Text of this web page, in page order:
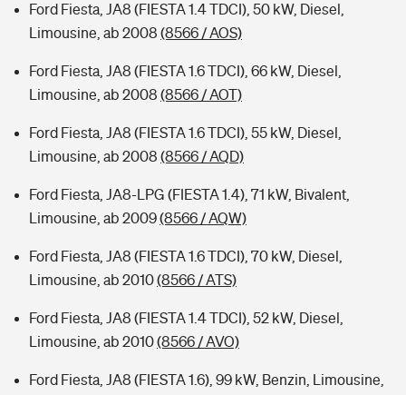
Ford Fiesta, JA8 (FIESTA 1.4 TDCI), 50 kW, Diesel,
Limousine, ab 2008 (8566 / AOS)
Ford Fiesta, JA8 (FIESTA 1.6 TDCI), 66 kW, Diesel,
Limousine, ab 2008 (8566 / AOT)
Ford Fiesta, JA8 (FIESTA 1.6 TDCI), 55 kW, Diesel,
Limousine, ab 2008 (8566 / AQD)
Ford Fiesta, JA8-LPG (FIESTA 1.4), 71 kW, Bivalent,
Limousine, ab 2009(8566 / AQW)
Ford Fiesta, JA8 (FIESTA 1.6 TDCI), 70 kW, Diesel,
Limousine, ab 2010(8566 / ATS)
Ford Fiesta, JA8 (FIESTA 1.4 TDCI), 52 kW, Diesel,
Limousine, ab 2010(8566 / AVO)
Ford Fiesta, JA8 (FIESTA 1.6), 99 kW, Benzin, Limousine,